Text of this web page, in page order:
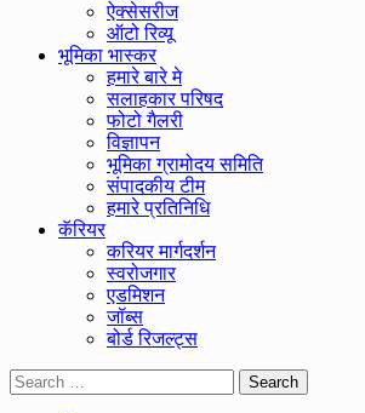
ऐक्सेसरीज
ऑटो रिव्यू
भूमिका भास्कर
हमारे बारे मे
सलाहकार परिषद
फोटो गैलरी
विज्ञापन
भूमिका ग्रामोदय समिति
संपादकीय टीम
हमारे प्रतिनिधि
कॅरियर
करियर मार्गदर्शन
स्वरोजगार
एडमिशन
जॉब्स
बोर्ड रिजल्ट्स
Search
for: